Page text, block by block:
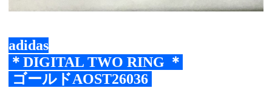
adidas
＊DIGITAL TWO RING ＊
ゴールドAOST26036